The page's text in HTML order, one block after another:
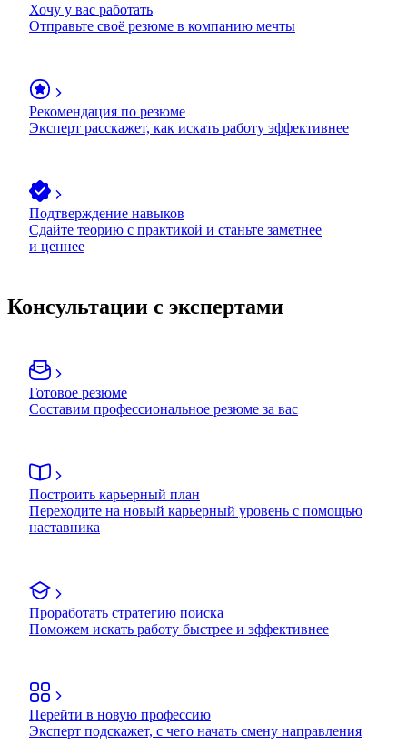
Хочу у вас работать
Отправьте своё резюме в компанию мечты
Рекомендация по резюме
Эксперт расскажет, как искать работу эффективнее
Подтверждение навыков
Сдайте теорию с практикой и станьте заметнее
и ценнее
Консультации с экспертами
Готовое резюме
Составим профессиональное резюме за вас
Построить карьерный план
Переходите на новый карьерный уровень с помощью
наставника
Проработать стратегию поиска
Поможем искать работу быстрее и эффективнее
Перейти в новую профессию
Эксперт подскажет, с чего начать смену направления